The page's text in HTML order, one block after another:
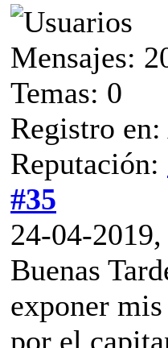
Mensajes:
Temas: 0
Registro
Reputación:
#35
24-04-
Buenas
exponer
por el